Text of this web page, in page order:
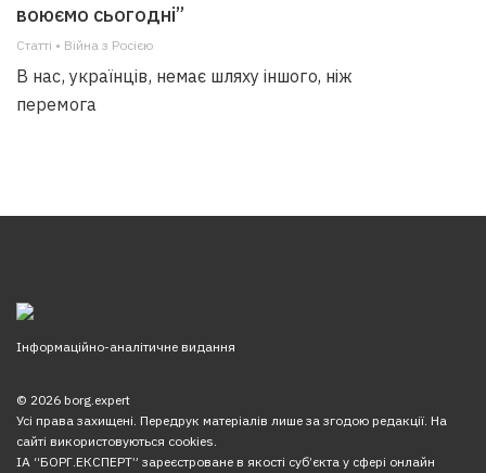
воюємо сьогодні”
Статті • Війна з Росією
В нас, українців, немає шляху іншого, ніж
перемога
Інформаційно-аналітичне видання
© 2026 borg.expert
Усі права захищені. Передрук матеріалів лише за згодою редакції. На
сайті використовуються cookies.
ІА “БОРГ.ЕКСПЕРТ” зареєстроване в якості суб’єкта у сфері онлайн